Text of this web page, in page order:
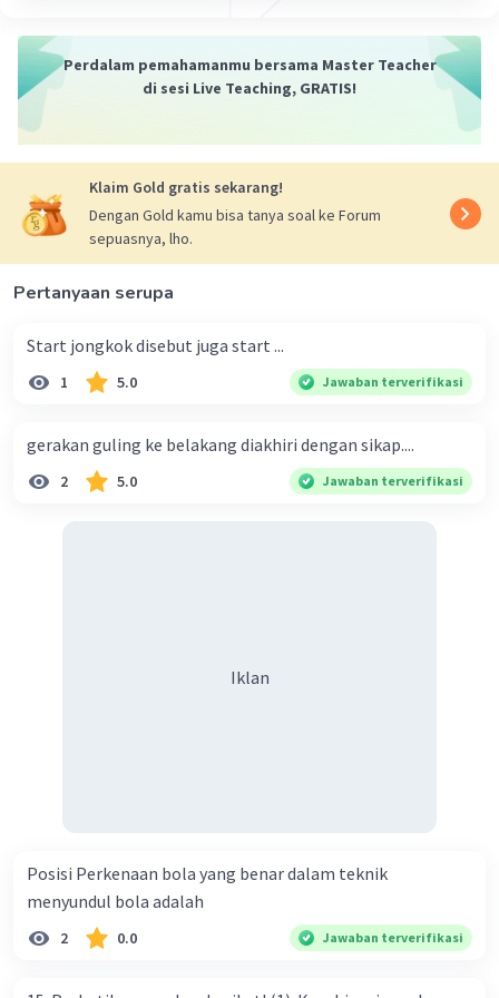
Perdalam pemahamanmu bersama Master Teacher
di sesi Live Teaching, GRATIS!
Klaim Gold gratis sekarang!
Dengan Gold kamu bisa tanya soal ke Forum
sepuasnya, lho.
Pertanyaan serupa
Start jongkok disebut juga start ...
1 5.0 Jawaban terverifikasi
gerakan guling ke belakang diakhiri dengan sikap....
2 5.0 Jawaban terverifikasi
Iklan
Posisi Perkenaan bola yang benar dalam teknik
menyundul bola adalah​
2 0.0 Jawaban terverifikasi